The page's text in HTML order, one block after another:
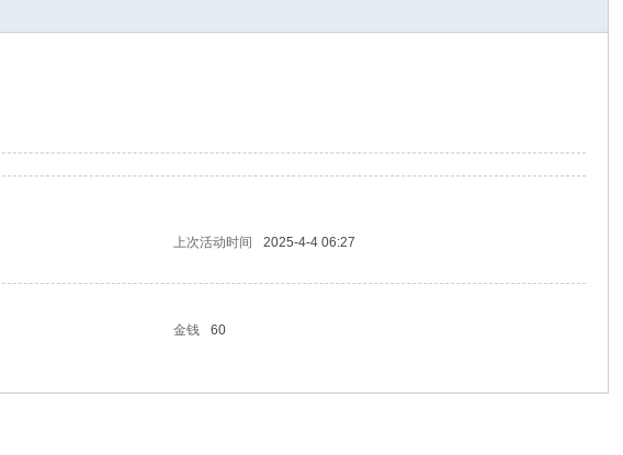
上次活动时间
2025-4-4 06:27
金钱
60